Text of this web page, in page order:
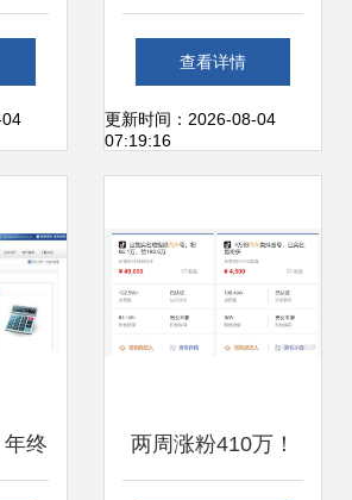
条，产品大年的北
现依旧亮点十足
查看详情
更新时间：2026-08-04
07:19:16
终 两周涨粉410万！